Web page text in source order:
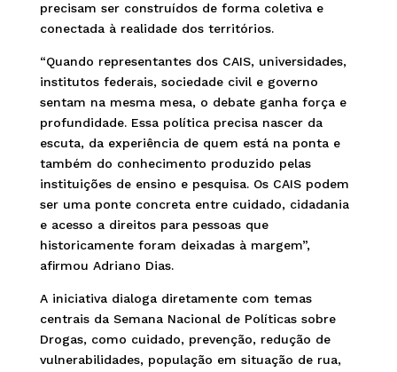
precisam ser construídos de forma coletiva e
conectada à realidade dos territórios.
“Quando representantes dos CAIS, universidades,
institutos federais, sociedade civil e governo
sentam na mesma mesa, o debate ganha força e
profundidade. Essa política precisa nascer da
escuta, da experiência de quem está na ponta e
também do conhecimento produzido pelas
instituições de ensino e pesquisa. Os CAIS podem
ser uma ponte concreta entre cuidado, cidadania
e acesso a direitos para pessoas que
historicamente foram deixadas à margem”,
afirmou Adriano Dias.
A iniciativa dialoga diretamente com temas
centrais da Semana Nacional de Políticas sobre
Drogas, como cuidado, prevenção, redução de
vulnerabilidades, população em situação de rua,